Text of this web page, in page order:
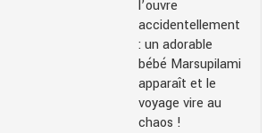
l’ouvre
accidentellement
: un adorable
bébé Marsupilami
apparaît et le
voyage vire au
chaos !